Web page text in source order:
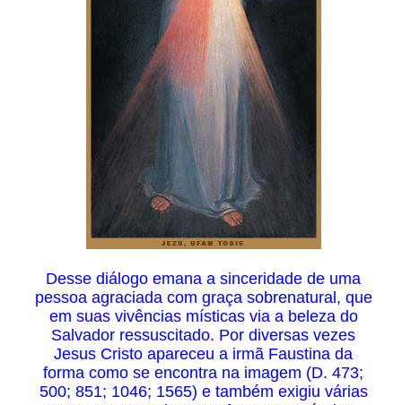
Desse diálogo emana a sinceridade de uma
pessoa agraciada com graça sobrenatural, que
em suas vivências místicas via a beleza do
Salvador ressuscitado. Por diversas vezes
Jesus Cristo apareceu a irmã Faustina da
forma como se encontra na imagem (D. 473;
500; 851; 1046; 1565) e também exigiu várias